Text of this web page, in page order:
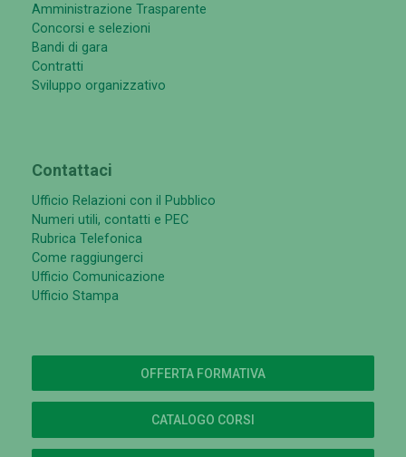
Amministrazione Trasparente
Concorsi e selezioni
Bandi di gara
Contratti
Sviluppo organizzativo
Contattaci
Ufficio Relazioni con il Pubblico
Numeri utili, contatti e PEC
Rubrica Telefonica
Come raggiungerci
Ufficio Comunicazione
Ufficio Stampa
OFFERTA FORMATIVA
CATALOGO CORSI